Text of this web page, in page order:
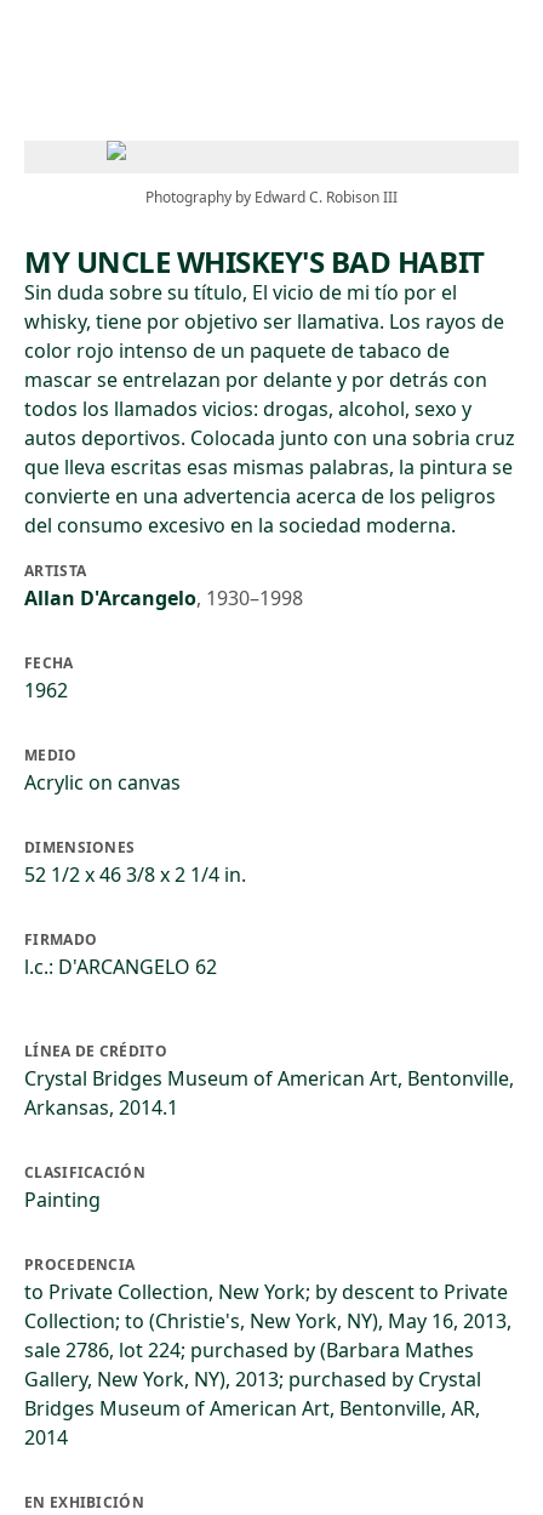
Photography by Edward C. Robison III
MY UNCLE WHISKEY'S BAD HABIT
Sin duda sobre su título, El vicio de mi tío por el
whisky, tiene por objetivo ser llamativa. Los rayos de
color rojo intenso de un paquete de tabaco de
mascar se entrelazan por delante y por detrás con
todos los llamados vicios: drogas, alcohol, sexo y
autos deportivos. Colocada junto con una sobria cruz
que lleva escritas esas mismas palabras, la pintura se
convierte en una advertencia acerca de los peligros
del consumo excesivo en la sociedad moderna.
ARTISTA
Allan D'Arcangelo, 1930–1998
FECHA
1962
MEDIO
Acrylic on canvas
DIMENSIONES
52 1/2 x 46 3/8 x 2 1/4 in.
FIRMADO
l.c.: D'ARCANGELO 62
LÍNEA DE CRÉDITO
Crystal Bridges Museum of American Art, Bentonville,
Arkansas, 2014.1
CLASIFICACIÓN
Painting
PROCEDENCIA
to Private Collection, New York; by descent to Private
Collection; to (Christie's, New York, NY), May 16, 2013,
sale 2786, lot 224; purchased by (Barbara Mathes
Gallery, New York, NY), 2013; purchased by Crystal
Bridges Museum of American Art, Bentonville, AR,
2014
EN EXHIBICIÓN